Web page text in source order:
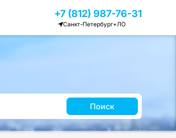
+7 (812) 987-76-31
Санкт-Петербург+ЛО
Поиск